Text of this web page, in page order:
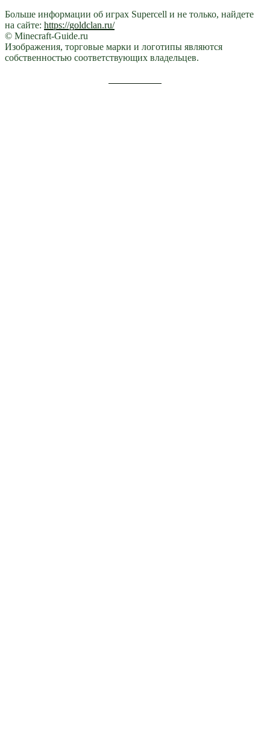
Больше информации об играх Supercell и не только, найдете
на сайте: https://goldclan.ru/
© Minecraft-Guide.ru
Изображения, торговые марки и логотипы являются
собственностью соответствующих владельцев.